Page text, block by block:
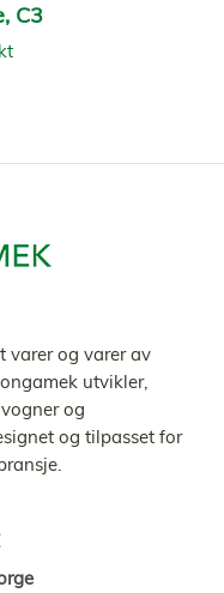
C3
varer og varer av
utvikler,
og
og tilpasset for